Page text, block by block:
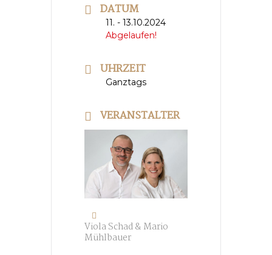
DATUM
11. - 13.10.2024
Abgelaufen!
UHRZEIT
Ganztags
VERANSTALTER
Viola Schad & Mario
Mühlbauer